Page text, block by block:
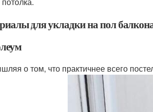
для укладки на пол
о том, что практичнее всего